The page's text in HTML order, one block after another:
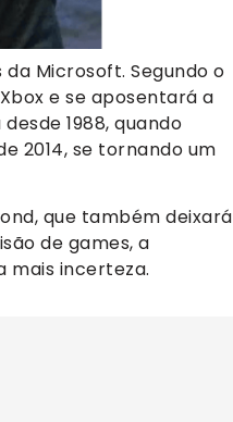
Microsoft. Segundo o
e se aposentará a
1988, quando
2014, se tornando um
que também deixará
de games, a
mais incerteza.